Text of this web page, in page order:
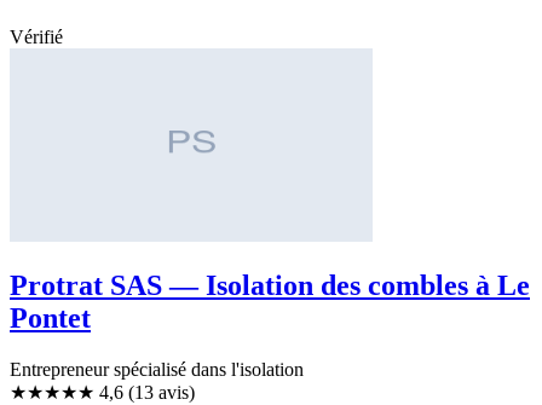
Vérifié
Protrat SAS — Isolation des combles à Le
Pontet
Entrepreneur spécialisé dans l'isolation
★★★★★ 4,6 (13 avis)